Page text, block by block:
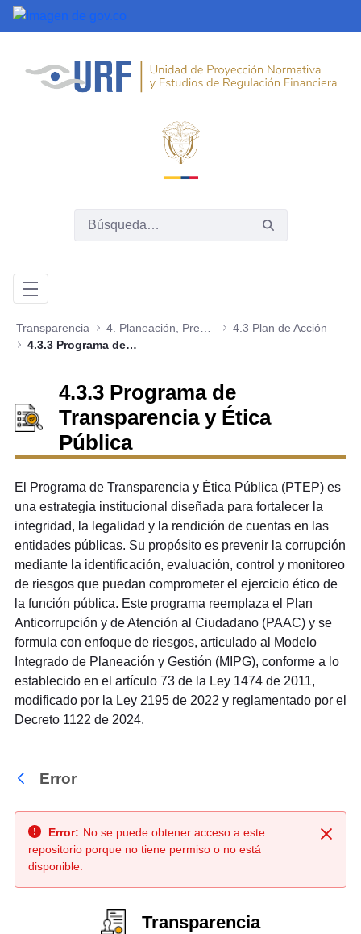
Saltar al contenido principal
Transparencia
4.3 Plan de Acción
4.3.3 Programa de Transparencia y Ética Pública
4.3.3 Programa de
Transparencia y Ética
Pública
El Programa de Transparencia y Ética Pública (PTEP) es
una estrategia institucional diseñada para fortalecer la
integridad, la legalidad y la rendición de cuentas en las
entidades públicas. Su propósito es prevenir la corrupción
mediante la identificación, evaluación, control y monitoreo
de riesgos que puedan comprometer el ejercicio ético de
la función pública. Este programa reemplaza el Plan
Anticorrupción y de Atención al Ciudadano (PAAC) y se
formula con enfoque de riesgos, articulado al Modelo
Integrado de Planeación y Gestión (MIPG), conforme a lo
establecido en el artículo 73 de la Ley 1474 de 2011,
modificado por la Ley 2195 de 2022 y reglamentado por el
Decreto 1122 de 2024.
Atrás
Error
Error: No se puede obtener acceso a este
repositorio porque no tiene permiso o no está
disponible.
Transparencia